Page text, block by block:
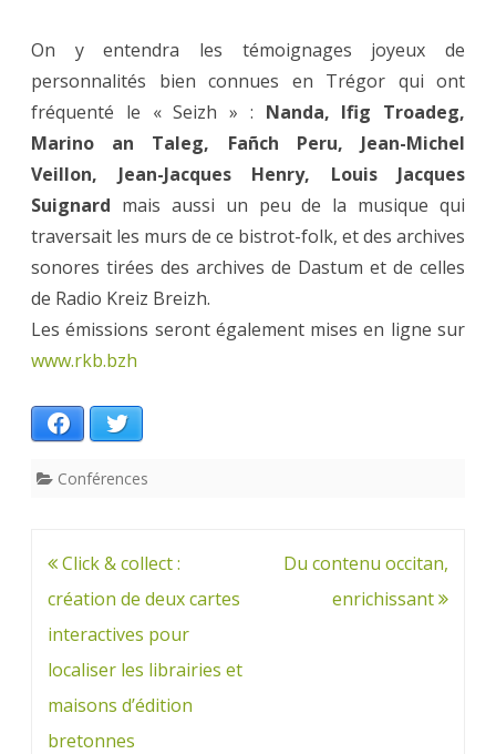
On y entendra les témoignages joyeux de
personnalités bien connues en Trégor qui ont
fréquenté le « Seizh » : Nanda, Ifig Troadeg,
Marino an Taleg, Fañch Peru, Jean-Michel
Veillon, Jean-Jacques Henry, Louis Jacques
Suignard mais aussi un peu de la musique qui
traversait les murs de ce bistrot-folk, et des archives
sonores tirées des archives de Dastum et de celles
de Radio Kreiz Breizh.
Les émissions seront également mises en ligne sur
www.rkb.bzh
Facebook
Conférences
Navigation
de
l’article
Click & collect :
création de deux cartes
interactives pour
localiser les librairies et
maisons d’édition
bretonnes
Du contenu occitan,
enrichissant